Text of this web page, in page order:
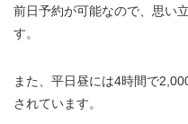
前日予約が可能なので、思い
す。
また、平日昼には4時間で
されています。